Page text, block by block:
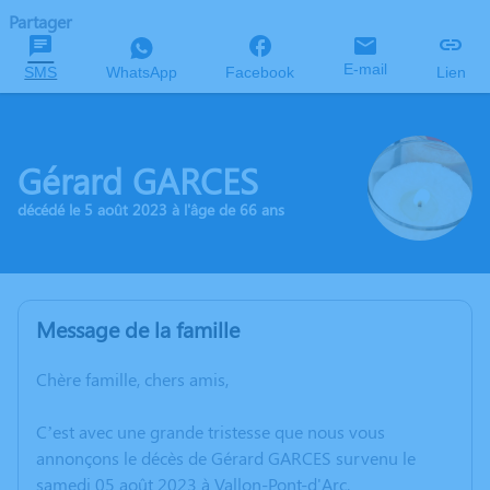
Partager
SMS WhatsApp Facebook E-mail Lien
Gérard GARCES
décédé le 5 août 2023 à l'âge de 66 ans
Message de la famille
Chère famille, chers amis,
C’est avec une grande tristesse que nous vous
annonçons le décès de Gérard GARCES survenu le
samedi 05 août 2023 à Vallon-Pont-d'Arc.